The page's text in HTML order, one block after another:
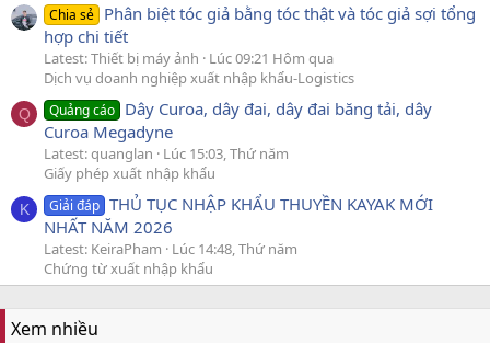
Chia sẻ Phân biệt tóc giả bằng tóc thật và tóc giả sợi tổng
hợp chi tiết
Latest: Thiết bị máy ảnh
Lúc 09:21 Hôm qua
Dịch vụ doanh nghiệp xuất nhập khẩu-Logistics
Q Quảng cáo Dây Curoa, dây đai, dây đai băng tải, dây
Curoa Megadyne
Latest: quanglan
Lúc 15:03, Thứ năm
Giấy phép xuất nhập khẩu
K Giải đáp THỦ TỤC NHẬP KHẨU THUYỀN KAYAK MỚI
NHẤT NĂM 2026
Latest: KeiraPham
Lúc 14:48, Thứ năm
Chứng từ xuất nhập khẩu
Xem nhiều